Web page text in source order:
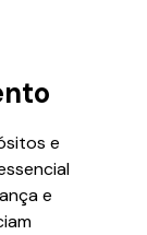
e
e